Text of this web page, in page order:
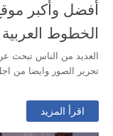
أفضل وأكبر
الخطوط
العديد من الناس تبحث
تحرير الصور وايضا من
اقرأ المزيد